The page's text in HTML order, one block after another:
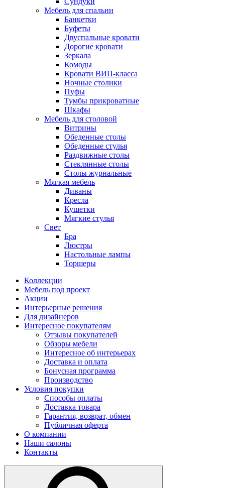
Мебель для спальни
Банкетки
Буфеты
Двуспальные кровати
Дорогие кровати
Зеркала
Комоды
Кровати ВИП-класса
Ночные столики
Пуфы
Тумбы прикроватные
Шкафы
Мебель для столовой
Витрины
Обеденные столы
Обеденные стулья
Раздвижные столы
Стеклянные столы
Столы журнальные
Мягкая мебель
Диваны
Кресла
Кушетки
Мягкие стулья
Свет
Бра
Люстры
Настольные лампы
Торшеры
Коллекции
Мебель под проект
Акции
Интерьерные решения
Для дизайнеров
Интересное покупателям
Отзывы покупателей
Обзоры мебели
Интересное об интерьерах
Доставка и оплата
Бонусная программа
Производство
Условия покупки
Способы оплаты
Доставка товара
Гарантия, возврат, обмен
Публичная оферта
О компании
Наши салоны
Контакты